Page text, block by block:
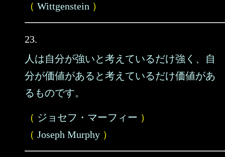
（ Wittgenstein ）
23.
人は自分が強いと考えているだけ強く、自
分が価値があると考えているだけ価値があ
るものです。
（ ジョセフ・マーフィー ）
（ Joseph Murphy ）